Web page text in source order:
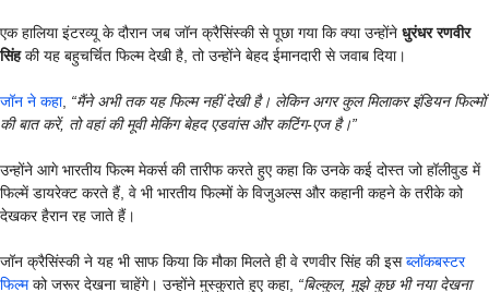
एक हालिया इंटरव्यू के दौरान जब जॉन क्रैसिंस्की से पूछा गया कि क्या उन्होंने धुरंधर रणवीर
सिंहकी यह बहुचर्चित फिल्म देखी है, तो उन्होंने बेहद ईमानदारी से जवाब दिया।
जॉन ने कहा, “मैंने अभी तक यह फिल्म नहीं देखी है। लेकिन अगर कुल मिलाकर इंडियन फिल्मों
की बात करें, तो वहां की मूवी मेकिंग बेहद एडवांस और कटिंग-एज है।”
उन्होंने आगे भारतीय फिल्म मेकर्स की तारीफ करते हुए कहा कि उनके कई दोस्त जो हॉलीवुड में
फिल्में डायरेक्ट करते हैं, वे भी भारतीय फिल्मों के विजुअल्स और कहानी कहने के तरीके को
देखकर हैरान रह जाते हैं।
जॉन क्रैसिंस्की ने यह भी साफ किया कि मौका मिलते ही वे रणवीर सिंह की इसब्लॉकबस्टर
फिल्मको जरूर देखना चाहेंगे। उन्होंने मुस्कुराते हुए कहा, “बिल्कुल, मुझे कुछ भी नया देखना